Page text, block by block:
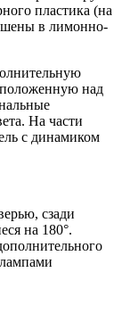
пластика (на
в лимонно-
над
На части
с динамиком
сзади
на 180°.